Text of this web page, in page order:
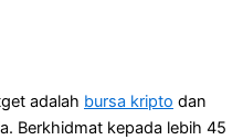
adalah bursa kripto dan
Berkhidmat kepada lebih 45